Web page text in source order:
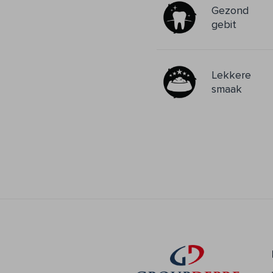
Gezond
gebit
Lekkere
smaak